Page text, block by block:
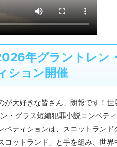
年グラントレン
ション開催
大好きな皆さん、朗報です！世
・グラス短編犯罪小説コンペテ
ペティションは、スコットランド
コットランド」と手を組み、世